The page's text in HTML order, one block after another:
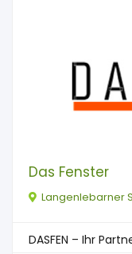
Das Fenster
Langenlebarner
DASFEN – Ihr